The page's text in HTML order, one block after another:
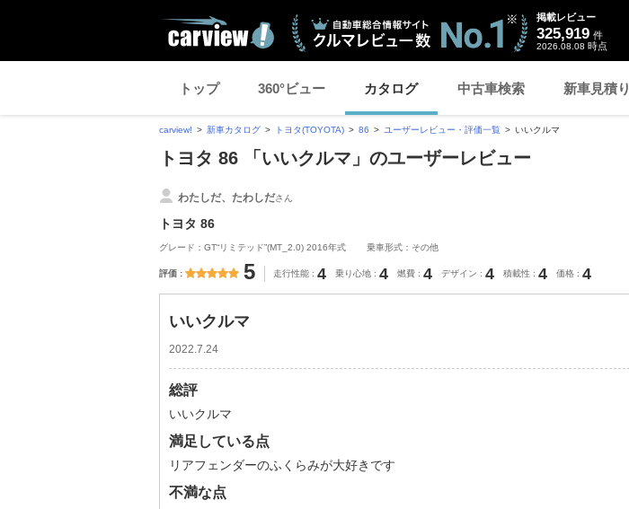
掲載レビュー
325,919 件
2026.08.08 時点
トップ 360°ビュー カタログ 中古車検索 新車見積り
carview! 新車カタログ トヨタ(TOYOTA) 86 ユーザーレビュー・評価一覧 いいクルマ
トヨタ 86 「いいクルマ」のユーザーレビュー
わたしだ、たわしださん
トヨタ 86
グレード：GT“リミテッド”(MT_2.0) 2016年式 乗車形式：その他
評価 5 走行性能 4 乗り心地 4 燃費 4 デザイン 4 積載性 4 価格 4
いいクルマ
2022.7.24
総評
いいクルマ
満足している点
リアフェンダーのふくらみが大好きです
不満な点